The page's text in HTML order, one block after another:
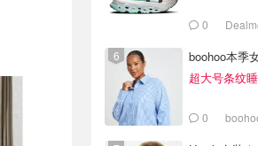
0
boohoo本季
超大号条纹
0